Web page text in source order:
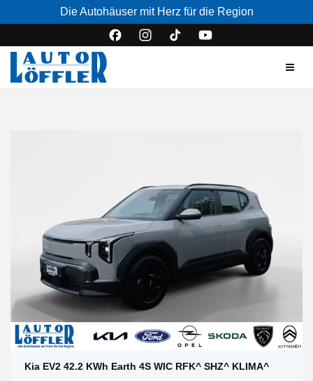
Die Autohäuser mit Herz für die Region
Kia EV2 42.2 KWh Earth 4S WIC RFK^ SHZ^ KLIMA^